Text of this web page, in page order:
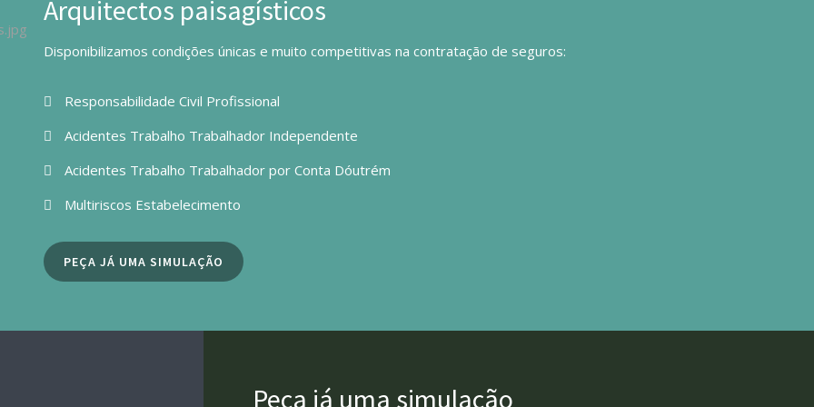
Arquitectos paisagísticos
Disponibilizamos condições únicas e muito competitivas na contratação de seguros:
Responsabilidade Civil Profissional
Acidentes Trabalho Trabalhador Independente
Acidentes Trabalho Trabalhador por Conta Dóutrém
Multiriscos Estabelecimento
PEÇA JÁ UMA SIMULAÇÃO
Peça já uma simulação